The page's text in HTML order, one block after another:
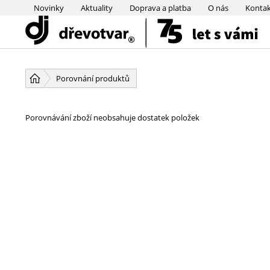
Novinky Aktuality Doprava a platba O nás
Porovnání produktů
Porovnávání zboží neobsahuje dostatek položek